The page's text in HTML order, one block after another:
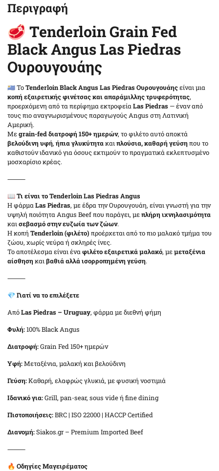
Περιγραφή
🥩 Tenderloin Grain Fed
Black Angus Las Piedras
Ουρουγουάης
🇺🇾 ΤοTenderloin Black Angus Las Piedras Ουρουγουάηςείναι μια
κοπή εξαιρετικής φινέτσας και απαράμιλλης τρυφερότητας,
προερχόμενη από τα περίφημα εκτροφείαLas Piedras — έναν από
τους πιο αναγνωρισμένους παραγωγούς Angus στη Λατινική
Αμερική.
Μεgrain-fed διατροφή 150+ ημερών, το φιλέτο αυτό αποκτά
βελούδινη υφή, ήπια γλυκύτητακαιπλούσια, καθαρή γεύση που το
καθιστούν ιδανικό για όσους εκτιμούν το πραγματικά εκλεπτυσμένο
μοσχαρίσιο κρέας.
⸻
📖Τι είναι το Tenderloin Las Piedras Angus
Η φάρμαLas Piedras, με έδρα την Ουρουγουάη, είναι γνωστή για την
υψηλή ποιότητα Angus Beef που παράγει, μεπλήρη ιχνηλασιμότητα
καισεβασμό στην ευζωία των ζώων.
Η κοπή Tenderloin (φιλέτο) προέρχεται από το πιο μαλακό τμήμα του
ζώου, χωρίς νεύρα ή σκληρές ίνες.
Το αποτέλεσμα είναι έναφιλέτο εξαιρετικά μαλακό, μεμεταξένια
αίσθηση καιβαθιά αλλά ισορροπημένη γεύση.
⸻
💎Γιατί να το επιλέξετε
ΑπόLas Piedras – Uruguay, φάρμα με διεθνή φήμη
Φυλή:100% Black Angus
Διατροφή:Grain Fed 150+ ημερών
Υφή:Μεταξένια, μαλακή και βελούδινη
Γεύση:Καθαρή, ελαφρώς γλυκιά, με φυσική νοστιμιά
Ιδανικό για:Grill, pan-sear, sous vide ή fine dining
Πιστοποιήσεις:BRC | ISO 22000 | HACCP Certified
Διανομή:Siakos.gr – Premium Imported Beef
⸻
🔥 Οδηγίες Μαγειρέματος